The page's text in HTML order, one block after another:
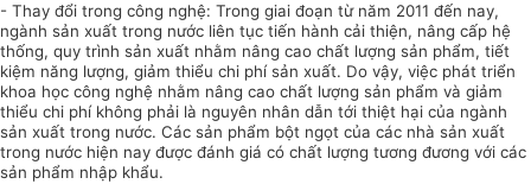
- Thay đổi trong công nghệ: Trong giai đoạn từ năm 2011 đến nay,
ngành sản xuất trong nước liên tục tiến hành cải thiện, nâng cấp hệ
thống, quy trình sản xuất nhằm nâng cao chất lượng sản phẩm, tiết
kiệm năng lượng, giảm thiểu chi phí sản xuất. Do vậy, việc phát triển
khoa học công nghệ nhằm nâng cao chất lượng sản phẩm và giảm
thiểu chi phí không phải là nguyên nhân dẫn tới thiệt hại của ngành
sản xuất trong nước. Các sản phẩm bột ngọt của các nhà sản xuất
trong nước hiện nay được đánh giá có chất lượng tương đương với các
sản phẩm nhập khẩu.